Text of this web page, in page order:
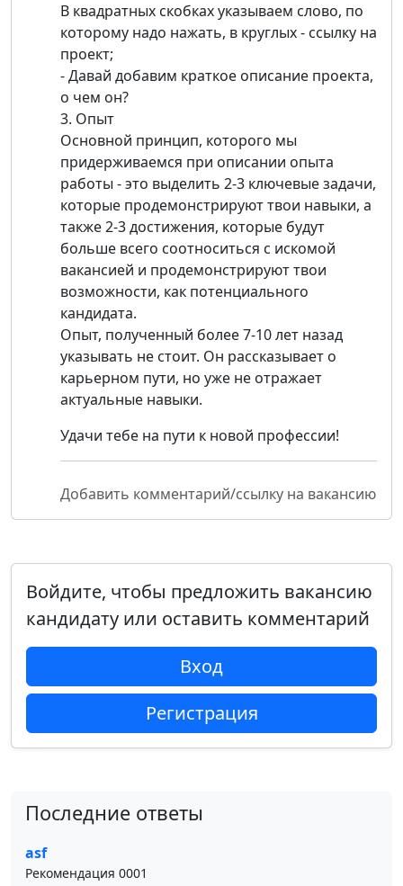
В квадратных скобках указываем слово, по
которому надо нажать, в круглых - ссылку на
проект;
- Давай добавим краткое описание проекта,
о чем он?
3. Опыт
Основной принцип, которого мы
придерживаемся при описании опыта
работы - это выделить 2-3 ключевые задачи,
которые продемонстрируют твои навыки, а
также 2-3 достижения, которые будут
больше всего соотноситься с искомой
вакансией и продемонстрируют твои
возможности, как потенциального
кандидата.
Опыт, полученный более 7-10 лет назад
указывать не стоит. Он рассказывает о
карьерном пути, но уже не отражает
актуальные навыки.
Удачи тебе на пути к новой профессии!
Добавить комментарий/ссылку на вакансию
Войдите, чтобы предложить вакансию
кандидату или оставить комментарий
Вход
Регистрация
Последние ответы
asf
Рекомендация 0001